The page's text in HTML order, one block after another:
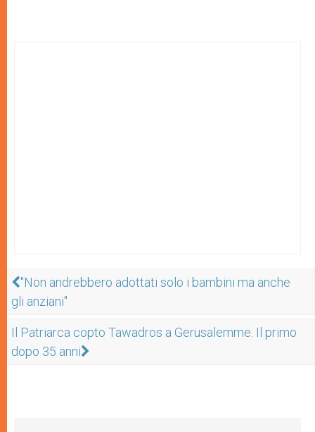
"Non andrebbero adottati solo i bambini ma anche
gli anziani"
Il Patriarca copto Tawadros a Gerusalemme. Il primo
dopo 35 anni